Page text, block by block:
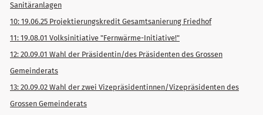
Sanitäranlagen
10: 19.06.25 Projektierungskredit Gesamtsanierung Friedhof
11: 19.08.01 Volksinitiative "Fernwärme-Initiative!"
12: 20.09.01 Wahl der Präsidentin/des Präsidenten des Grossen
Gemeinderats
13: 20.09.02 Wahl der zwei Vizepräsidentinnen/Vizepräsidenten des
Grossen Gemeinderats